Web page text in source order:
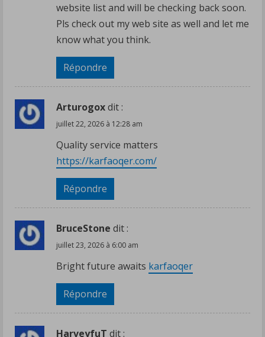
website list and will be checking back soon.
Pls check out my web site as well and let me
know what you think.
Répondre
Arturogoxdit :
juillet 22, 2026 à 12:28 am
Quality service matters
https://karfaoqer.com/
Répondre
BruceStone dit :
juillet 23, 2026 à 6:00 am
Bright future awaits karfaoqer
Répondre
HarveyfuT dit :